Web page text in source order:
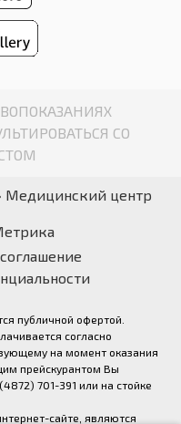
СО
Медицинский центр
публичной офертой.
согласно
на момент оказания
прейскурантом Вы
701-391 или на стойке
сайте, являются